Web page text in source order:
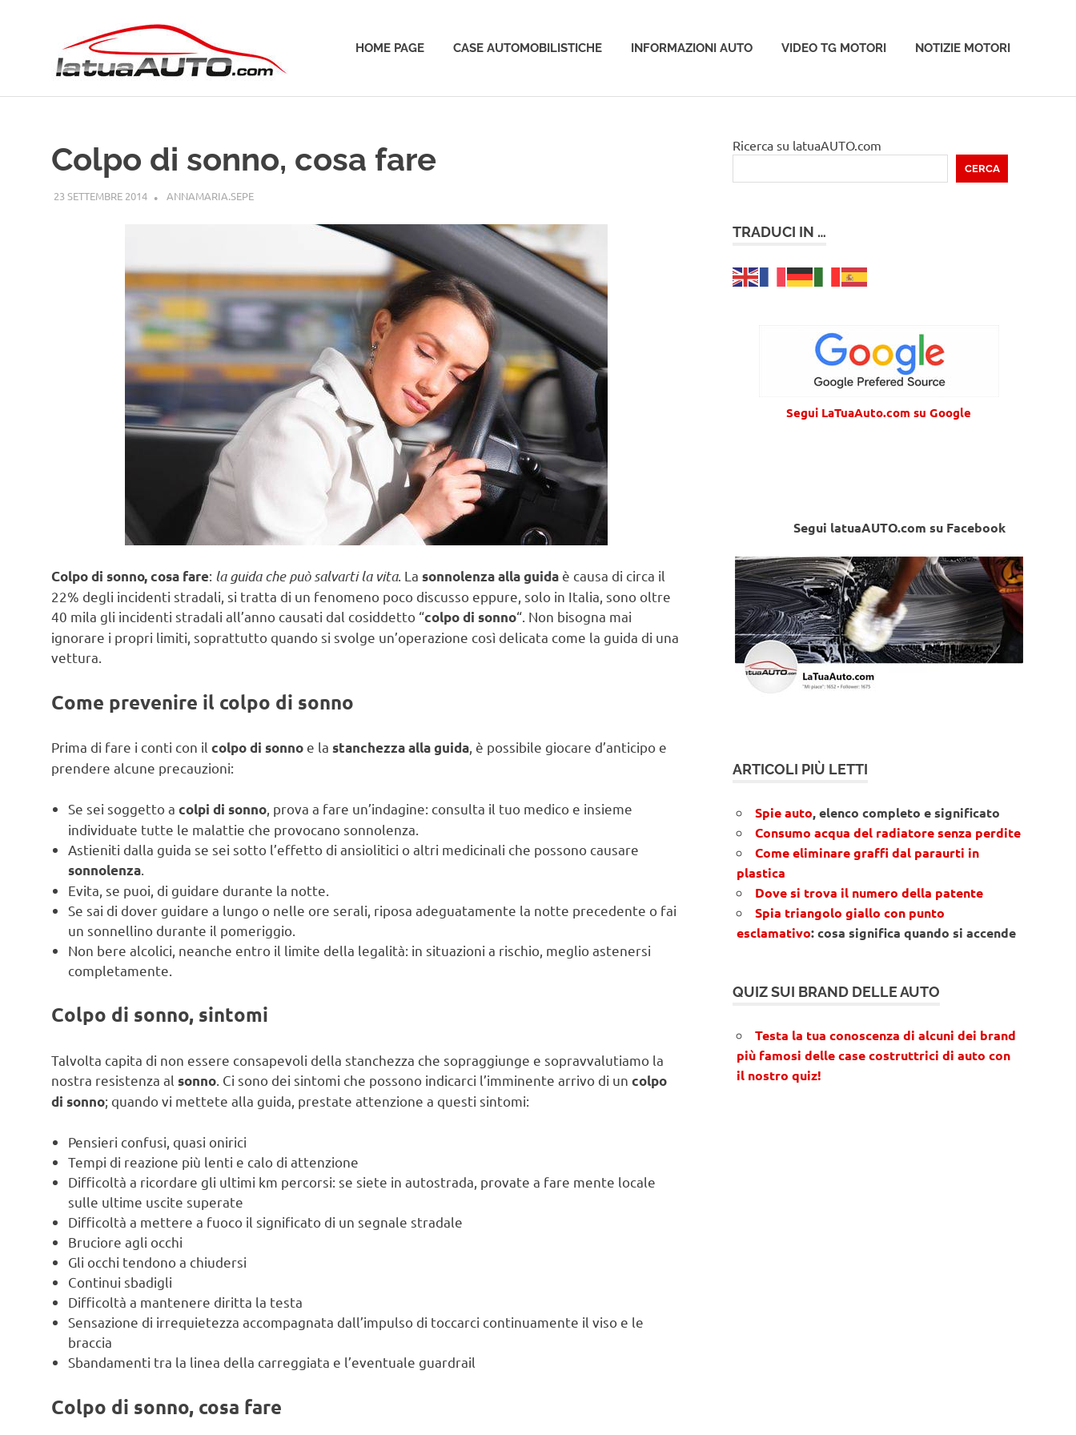
HOME PAGE CASE AUTOMOBILISTICHE INFORMAZIONI AUTO VIDEO TG MOTORI NOTIZIE MOTORI
Colpo di sonno, cosa fare
23 SETTEMBRE 2014 ANNAMARIA.SEPEGUIDE
Colpo di sonno, cosa fare: la guida che può salvarti la vita. La sonnolenza alla guida è causa di circa il
22% degli incidenti stradali, si tratta di un fenomeno poco discusso eppure, solo in Italia, sono oltre
40 mila gli incidenti stradali all’anno causati dal cosiddetto “colpo di sonno“. Non bisogna mai
ignorare i propri limiti, soprattutto quando si svolge un’operazione così delicata come la guida di una
vettura.
Come prevenire il colpo di sonno
Prima di fare i conti con il colpo di sonno e la stanchezza alla guida, è possibile giocare d’anticipo e
prendere alcune precauzioni:
Se sei soggetto acolpi di sonno , prova a fare un’indagine: consulta il tuo medico e insieme
individuate tutte le malattie che provocano sonnolenza.
Astieniti dalla guida se sei sotto l’effetto di ansiolitici o altri medicinali che possono causare
sonnolenza
Evita, se puoi, di guidare durante la notte.
Se sai di dover guidare a lungo o nelle ore serali, riposa adeguatamente la notte precedente o fai
un sonnellino durante il pomeriggio.
Non bere alcolici, neanche entro il limite della legalità: in situazioni a rischio, meglio astenersi
completamente.
Colpo di sonno, sintomi
Talvolta capita di non essere consapevoli della stanchezza che sopraggiunge e sopravvalutiamo la
nostra resistenza al sonno . Ci sono dei sintomi che possono indicarci l’imminente arrivo di un colpo
di sonno; quando vi mettete alla guida, prestate attenzione a questi sintomi:
Pensieri confusi, quasi onirici
Tempi di reazione più lenti e calo di attenzione
Difficoltà a ricordare gli ultimi km percorsi: se siete in autostrada, provate a fare mente locale
sulle ultime uscite superate
Difficoltà a mettere a fuoco il significato di un segnale stradale
Bruciore agli occhi
Gli occhi tendono a chiudersi
Continui sbadigli
Difficoltà a mantenere diritta la testa
Sensazione di irrequietezza accompagnata dall’impulso di toccarci continuamente il viso e le
braccia
Sbandamenti tra la linea della carreggiata e l’eventuale guardrail
Colpo di sonno, cosa fare
Ricerca su latuaAUTO.com
CERCA
TRADUCI IN …
Segui LaTuaAuto.com su Google
Segui latuaAUTO.com su Facebook
ARTICOLI PIÙ LETTI
Spie auto, elenco completo e significato
Consumo acqua del radiatore senza perdite
Come eliminare graffi dal paraurti in
plastica
Dove si trova il numero della patente
Spia triangolo giallo con punto
esclamativo: cosa significa quando si accende
QUIZ SUI BRAND DELLE AUTO
Testa la tua conoscenza di alcuni dei brand
più famosi delle case costruttrici di auto con
il nostro quiz!